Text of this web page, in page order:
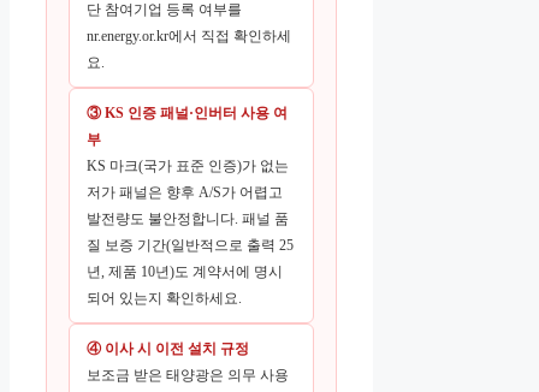
단 참여기업 등록 여부를
nr.energy.or.kr에서 직접 확인하세
요.
③ KS 인증 패널·인버터 사용 여
부
KS 마크(국가 표준 인증)가 없는
저가 패널은 향후 A/S가 어렵고
발전량도 불안정합니다. 패널 품
질 보증 기간(일반적으로 출력 25
년, 제품 10년)도 계약서에 명시
되어 있는지 확인하세요.
④ 이사 시 이전 설치 규정
보조금 받은 태양광은 의무 사용